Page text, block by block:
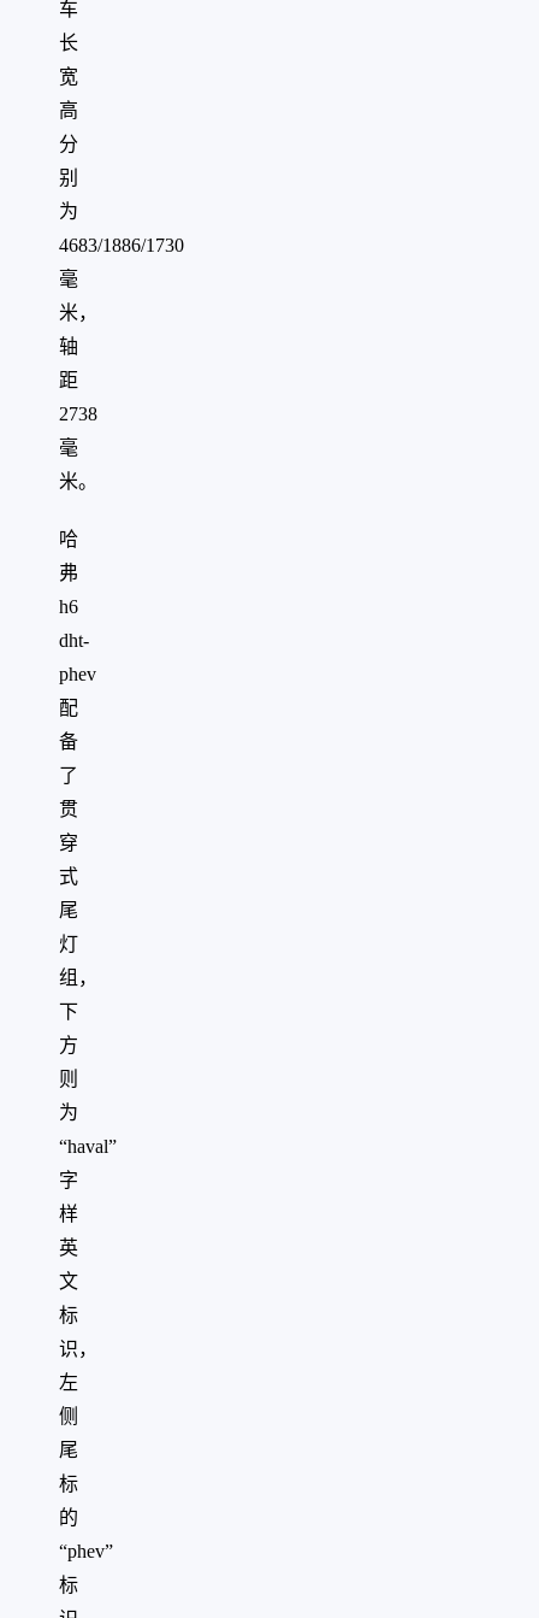
车
长
宽
高
分
别
为
4683/1886/1730
毫
米，
轴
距
2738
毫
米。
哈
弗
h6
dht-
phev
配
备
了
贯
穿
式
尾
灯
组，
下
方
则
为
“haval”
字
样
英
文
标
识，
左
侧
尾
标
的
“phev”
标